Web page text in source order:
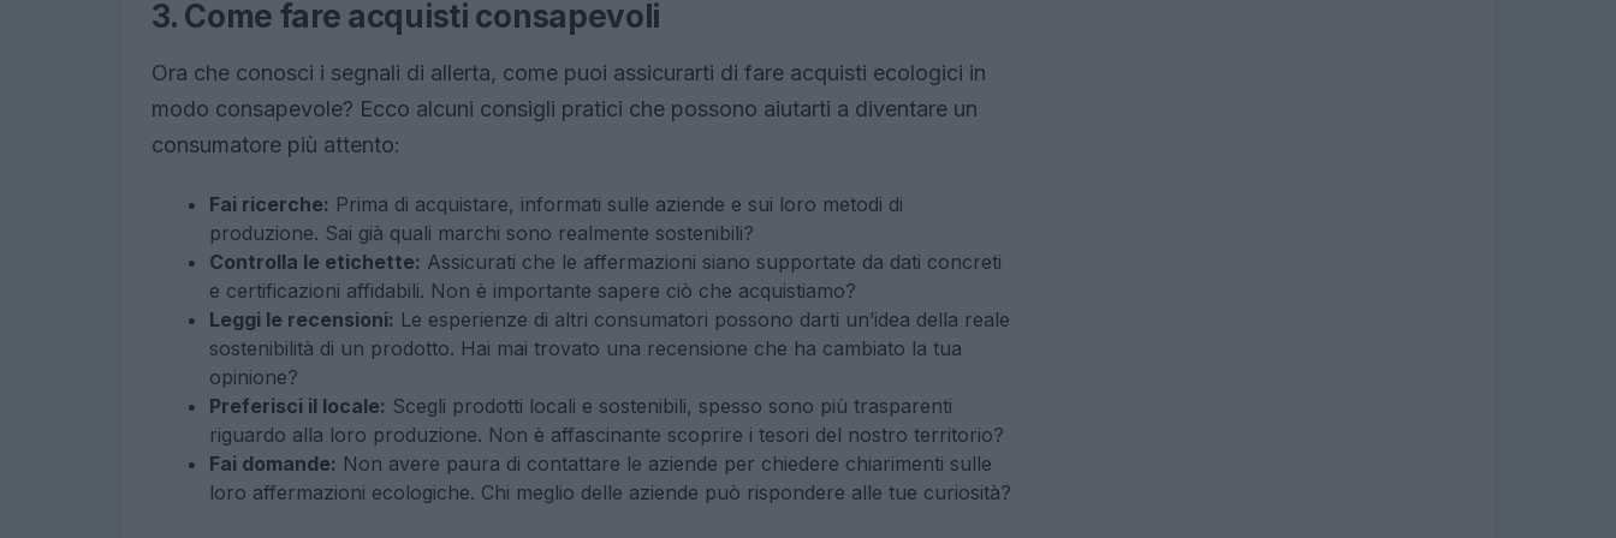
3. Come fare acquisti consapevoli
Ora che conosci i segnali di allerta, come puoi assicurarti di fare acquisti ecologici in
modo consapevole? Ecco alcuni consigli pratici che possono aiutarti a diventare un
consumatore più attento:
Fai ricerche: Prima di acquistare, informati sulle aziende e sui loro metodi di
produzione. Sai già quali marchi sono realmente sostenibili?
Controlla le etichette: Assicurati che le affermazioni siano supportate da dati concreti
e certificazioni affidabili. Non è importante sapere ciò che acquistiamo?
Leggi le recensioni: Le esperienze di altri consumatori possono darti un’idea della reale
sostenibilità di un prodotto. Hai mai trovato una recensione che ha cambiato la tua
opinione?
Preferisci il locale: Scegli prodotti locali e sostenibili, spesso sono più trasparenti
riguardo alla loro produzione. Non è affascinante scoprire i tesori del nostro territorio?
Fai domande: Non avere paura di contattare le aziende per chiedere chiarimenti sulle
loro affermazioni ecologiche. Chi meglio delle aziende può rispondere alle tue curiosità?